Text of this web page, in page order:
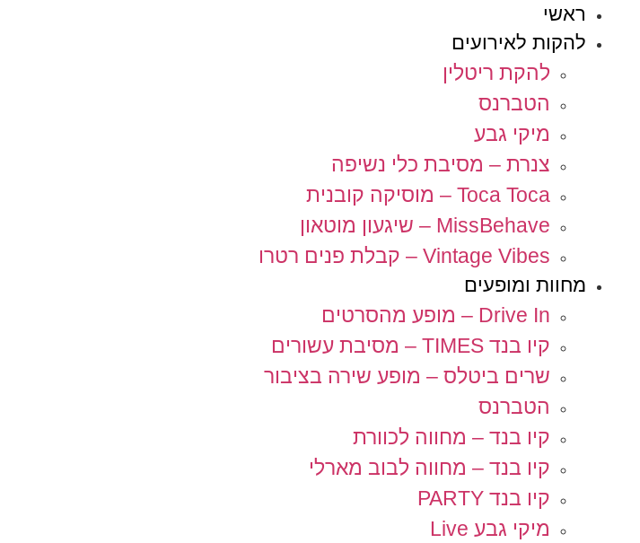
ראשי
להקות לאירועים
להקת ריטלין
הטברנס
מיקי גבע
צנרת – מסיבת כלי נשיפה
Toca Toca – מוסיקה קובנית
MissBehave – שיגעון מוטאון
Vintage Vibes – קבלת פנים רטרו
מחוות ומופעים
Drive In – מופע מהסרטים
קיו בנד TIMES – מסיבת עשורים
שרים ביטלס – מופע שירה בציבור
הטברנס
קיו בנד – מחווה לכוורת
קיו בנד – מחווה לבוב מארלי
קיו בנד PARTY
מיקי גבע Live